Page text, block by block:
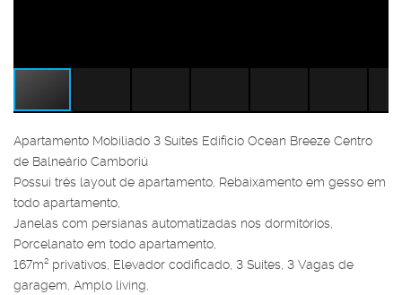
Apartamento Mobiliado 3 Suítes Edifício Ocean Breeze Centro
de Balneário Camboriú
Possui três layout de apartamento, Rebaixamento em gesso em
todo apartamento,
Janelas com persianas automatizadas nos dormitórios,
Porcelanato em todo apartamento,
167m² privativos, Elevador codificado, 3 Suítes, 3 Vagas de
garagem, Amplo living,